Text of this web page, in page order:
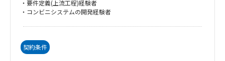
・要件定義(上流工程)経験者
・コンビニシステムの開発経験者
契約条件